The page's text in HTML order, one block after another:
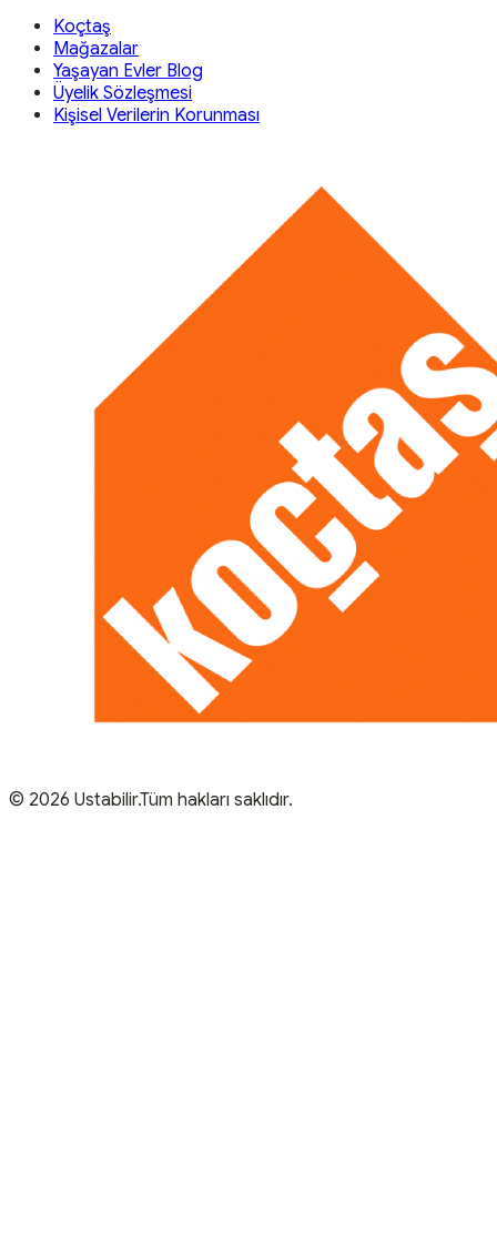
Koçtaş
Mağazalar
Yaşayan Evler Blog
Üyelik Sözleşmesi
Kişisel Verilerin Korunması
© 2026 Ustabilir.Tüm hakları saklıdır.